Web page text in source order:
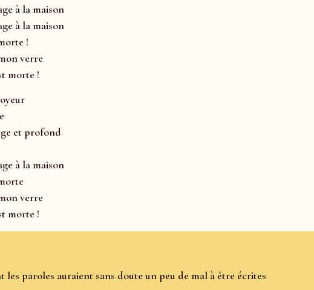
à la maison
à la maison
!
verre
morte !
et profond
à la maison
verre
morte !
paroles auraient sans doute un peu de mal à être écrites